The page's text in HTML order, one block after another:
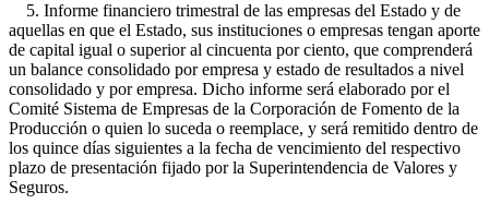
5. Informe financiero trimestral de las empresas del Estado y de
aquellas en que el Estado, sus instituciones o empresas tengan aporte
de capital igual o superior al cincuenta por ciento, que comprenderá
un balance consolidado por empresa y estado de resultados a nivel
consolidado y por empresa. Dicho informe será elaborado por el
Comité Sistema de Empresas de la Corporación de Fomento de la
Producción o quien lo suceda o reemplace, y será remitido dentro de
los quince días siguientes a la fecha de vencimiento del respectivo
plazo de presentación fijado por la Superintendencia de Valores y
Seguros.